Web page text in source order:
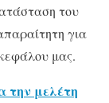
του
για
μας.
την μελέτη